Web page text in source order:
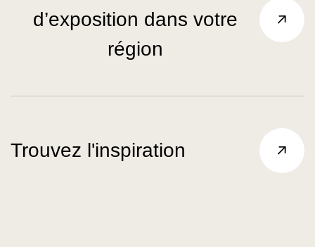
d’exposition dans votre
région
Trouvez l'inspiration